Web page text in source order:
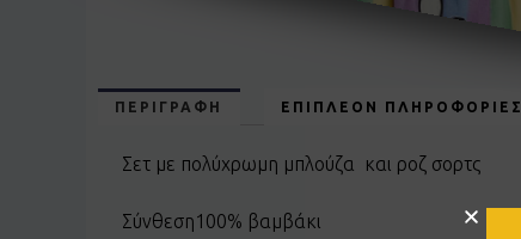
ΠΕΡΙΓΡΑΦΉ ΕΠΙΠΛΈΟΝ ΠΛΗΡΟΦΟΡΊΕΣ
Σετ με πολύχρωμη μπλούζα και ροζ σορτς
Σύνθεση100% βαμβάκι